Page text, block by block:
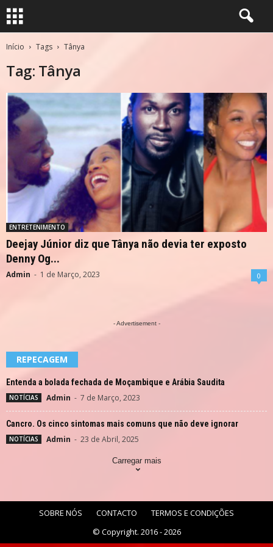
Início Tags Tânya
Tag: Tânya
ENTRETENIMENTO
Deejay Júnior diz que Tânya não devia ter exposto
Denny Og...
Admin - 1 de Março, 2023 0
- Advertisement -
REPECAGEM
Entenda a bolada fechada de Moçambique e Arábia Saudita
NOTÍCIAS Admin - 7 de Março, 2023
Cancro. Os cinco sintomas mais comuns que não deve ignorar
NOTÍCIAS Admin - 23 de Abril, 2025
Carregar mais
SOBRE NÓS CONTACTO
TERMOS E CONDIÇÕES
© Copyright. 2016 - 2026